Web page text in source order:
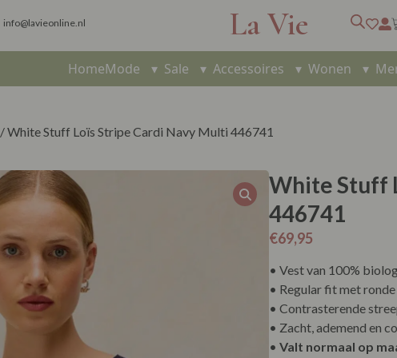
info@lavieonline.nl La Vie
HomeMode ▾ Sale ▾ Accessoires ▾ Wonen ▾
/ White Stuff Loïs Stripe Cardi Navy Multi 446741
White Stuff
446741
€69,95
• Vest van 100%
• Regular fit met ronde
• Contrasterende
• Zacht, ademend en
• Valt normaal op